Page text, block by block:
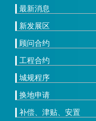
最新消息
新发展区
顾问合约
工程合约
城规程序
换地申请
补偿、津贴、安置